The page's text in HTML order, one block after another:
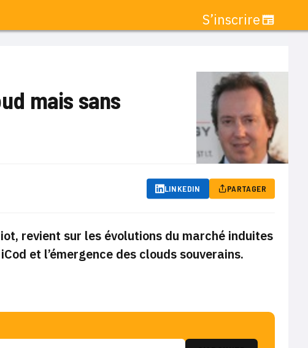
S’inscrire
mais sans
LINKEDIN PARTAGER
revient sur les évolutions du marché induites
et l’émergence des clouds souverains.